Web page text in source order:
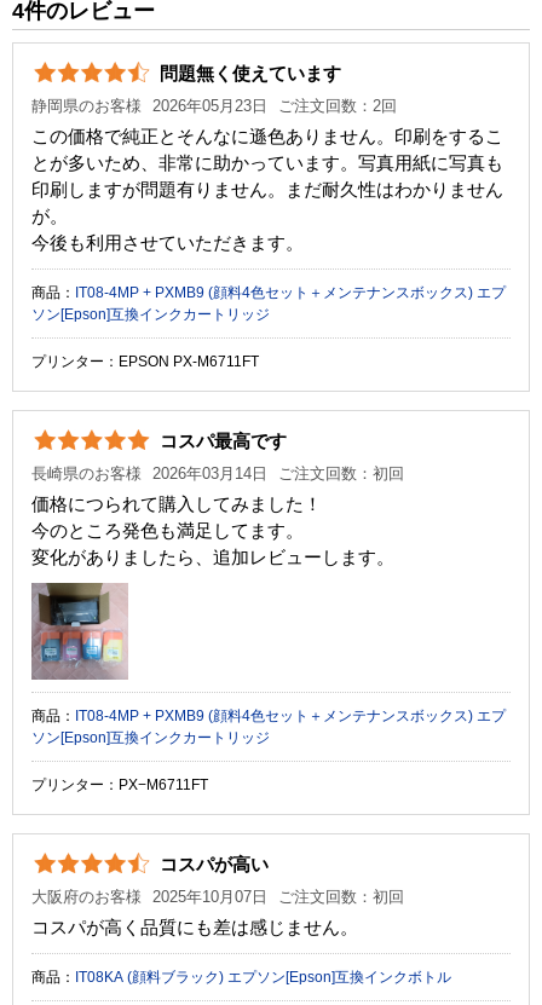
カラー ブラック シアン マゼンタ イエロー
顔料・染料 顔料
ICチップ なし
製品タイプ インクボトル
4件のレビュー
問題無く使えています
静岡県のお客様 2026年05月23日 ご注文回数：2回
この価格で純正とそんなに遜色ありません。印刷をするこ
とが多いため、非常に助かっています。写真用紙に写真も
印刷しますが問題有りません。まだ耐久性はわかりません
が。
今後も利用させていただきます。
商品： IT08-4MP + PXMB9 (顔料4色セット＋メンテナンスボックス) エプ
ソン[Epson]互換インクカートリッジ
プリンター：EPSON PX-M6711FT
コスパ最高です
長崎県のお客様 2026年03月14日 ご注文回数：初回
価格につられて購入してみました！
今のところ発色も満足してます。
変化がありましたら、追加レビューします。
商品： IT08-4MP + PXMB9 (顔料4色セット＋メンテナンスボックス) エプ
ソン[Epson]互換インクカートリッジ
プリンター：PX−M6711FT
コスパが高い
大阪府のお客様 2025年10月07日 ご注文回数：初回
コスパが高く品質にも差は感じません。
商品： IT08KA (顔料ブラック) エプソン[Epson]互換インクボトル